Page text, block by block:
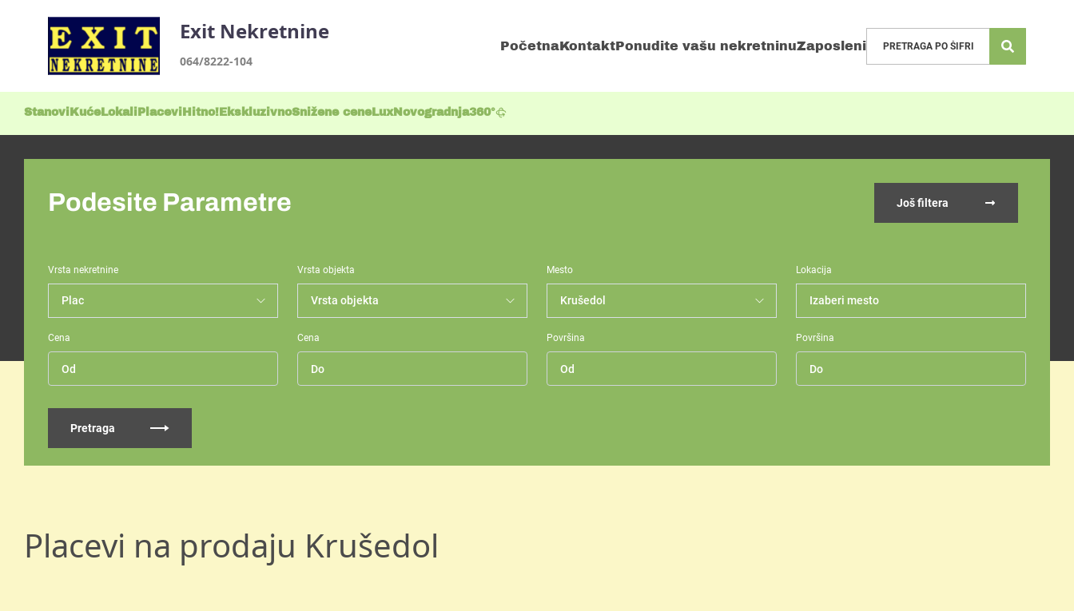
Exit Nekretnine
064/8222-104
PočetnaKontaktPonudite vašu nekretninuZaposleni
Stanovi KućeLokali Placevi Hitno! EkskluzivnoSnižene ceneLuxNovogradnja360°
Podesite Parametre Još filtera
Vrsta nekretnine Vrsta objekta Mesto Lokacija
Izaberi mesto
Cena Cena Površina Površina
Pretraga
Placevi na prodaju Krušedol